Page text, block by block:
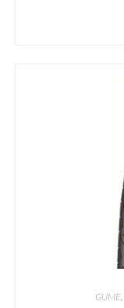
GUME,